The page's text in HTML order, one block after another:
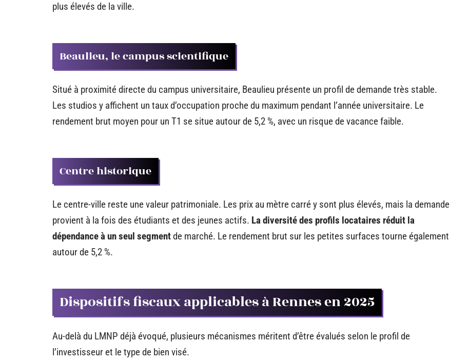
plus élevés de la ville.
Beaulieu, le campus scientifique
Situé à proximité directe du campus universitaire, Beaulieu présente un profil de demande très stable.
Les studios y affichent un taux d’occupation proche du maximum pendant l’année universitaire. Le
rendement brut moyen pour un T1 se situe autour de 5,2 %, avec un risque de vacance faible.
Centre historique
Le centre-ville reste une valeur patrimoniale. Les prix au mètre carré y sont plus élevés, mais la demande
provient à la fois des étudiants et des jeunes actifs. La diversité des profils locataires réduit la
dépendance à un seul segmentde marché. Le rendement brut sur les petites surfaces tourne également
autour de 5,2 %.
Dispositifs fiscaux applicables à Rennes en 2025
Au-delà du LMNP déjà évoqué, plusieurs mécanismes méritent d’être évalués selon le profil de
l’investisseur et le type de bien visé.